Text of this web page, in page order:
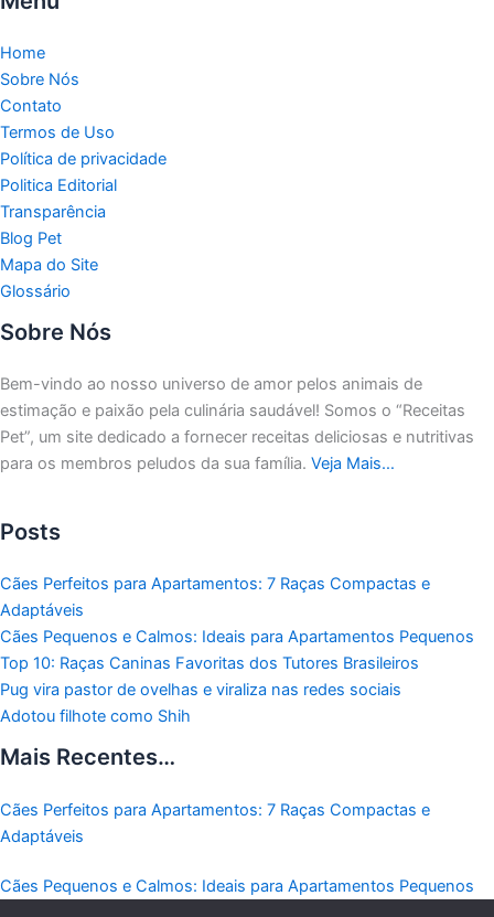
Home
Sobre Nós
Contato
Termos de Uso
Política de privacidade
Politica Editorial
Transparência
Blog Pet
Mapa do Site
Glossário
Sobre Nós
Bem-vindo ao nosso universo de amor pelos animais de
estimação e paixão pela culinária saudável! Somos o “Receitas
Pet”, um site dedicado a fornecer receitas deliciosas e nutritivas
para os membros peludos da sua família. Veja Mais…
Posts
Cães Perfeitos para Apartamentos: 7 Raças Compactas e
Adaptáveis
Cães Pequenos e Calmos: Ideais para Apartamentos Pequenos
Top 10: Raças Caninas Favoritas dos Tutores Brasileiros
Pug vira pastor de ovelhas e viraliza nas redes sociais
Adotou filhote como Shih
Mais Recentes…
Cães Perfeitos para Apartamentos: 7 Raças Compactas e
Adaptáveis
Cães Pequenos e Calmos: Ideais para Apartamentos Pequenos